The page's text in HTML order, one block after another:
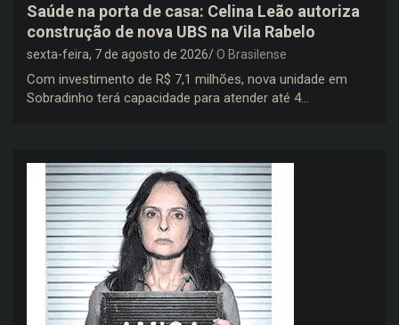
Saúde na porta de casa: Celina Leão autoriza
construção de nova UBS na Vila Rabelo
sexta-feira, 7 de agosto de 2026 O Brasilense
Com investimento de R$ 7,1 milhões, nova unidade em
Sobradinho terá capacidade para atender até 4…